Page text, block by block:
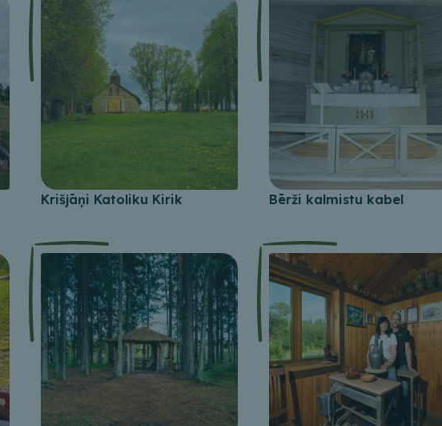
Krišjāņi Katoliku Kirik Bērži kalmistu kabel